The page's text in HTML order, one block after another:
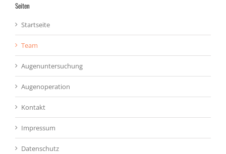
Seiten
Startseite
Team
Augenuntersuchung
Augenoperation
Kontakt
Impressum
Datenschutz